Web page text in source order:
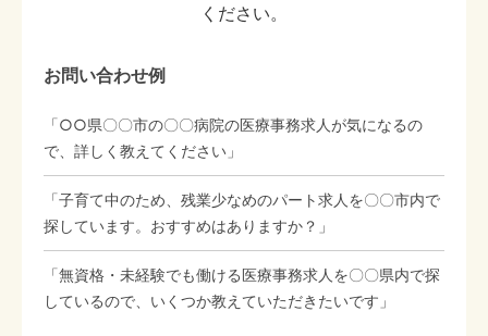
ください。
お問い合わせ例
「○○県〇〇市の〇〇病院の医療事務求人が気になるの
で、詳しく教えてください」
「子育て中のため、残業少なめのパート求人を〇〇市内で
探しています。おすすめはありますか？」
「無資格・未経験でも働ける医療事務求人を〇〇県内で探
しているので、いくつか教えていただきたいです」